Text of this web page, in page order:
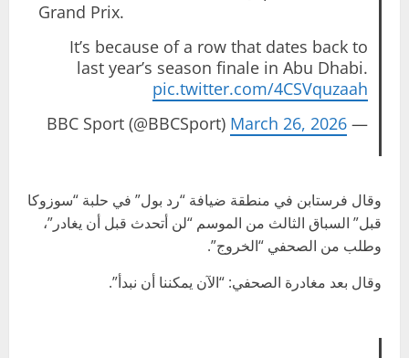
Grand Prix.
It’s because of a row that dates back to
last year’s season finale in Abu Dhabi.
pic.twitter.com/4CSVquzaah
— BBC Sport (@BBCSport)
March 26, 2026
وقال فرستابن في منطقة ضيافة “رد بول” في حلبة “سوزوكا
قبل” السباق الثالث من الموسم “لن أتحدث قبل أن يغادر”،
وطلب من الصحفي “الخروج”.
وقال بعد مغادرة الصحفي: “الآن يمكننا أن نبدأ”.